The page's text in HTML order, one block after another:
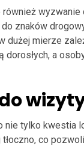
również
znaków
dużej mierze
a
nie tylko kwestia
co